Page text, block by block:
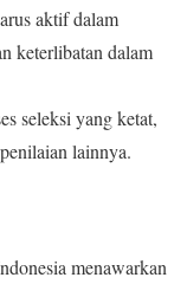
aktif dalam
keterlibatan dalam
seleksi yang ketat,
lainnya.
menawarkan